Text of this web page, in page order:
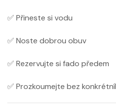
✅ Přineste si vodu
✅ Noste dobrou obuv
✅ Rezervujte si fado předem
✅ Prozkoumejte bez